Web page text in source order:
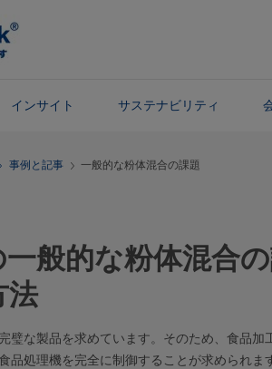
インサイト サステナビリティ
事例と記事 一般的な粉体混合の課題
般的な粉体混合
法
璧な製品を求めています。そのため、食品加
品処理機を完全に制御することが求められま